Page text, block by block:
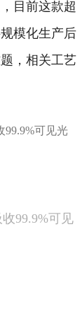
目前这款超
模化生产后
，相关工艺
99.9%可见